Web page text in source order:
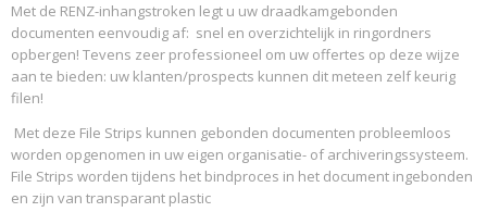
Productcode leverancier
RENZ 2016 RE-FS31
Met de RENZ-inhangstroken legt u uw draadkamgebonden
documenten eenvoudig af: snel en overzichtelijk in ringordners
opbergen! Tevens zeer professioneel om uw offertes op deze wijze
aan te bieden: uw klanten/prospects kunnen dit meteen zelf keurig
filen!
Met deze File Strips kunnen gebonden documenten probleemloos
worden opgenomen in uw eigen organisatie- of archiveringssysteem.
File Strips worden tijdens het bindproces in het document ingebonden
en zijn van transparant plastic